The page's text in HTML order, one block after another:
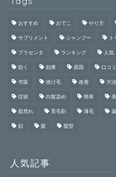
おすすめ おでこ やり方
サプリメント シャンプー ト
プラセンタ ランキング 人気
効く 効果 原因 口コミ
市販 抜け毛 改善 方法
症状 白髪染め 簡単
肌荒れ 育毛剤 薄毛 薬
顔 髪 髪型
人気記事